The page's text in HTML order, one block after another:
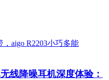
线降噪耳机深度体验：